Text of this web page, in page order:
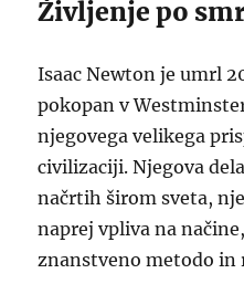
Življenje po
Isaac Newton je umrl
pokopan v
njegovega velikega
civilizaciji. Njegova
načrtih širom sveta,
naprej vpliva na
znanstveno metodo in